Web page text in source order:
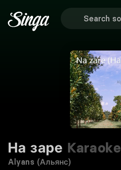
На заре Karaoke
Alyans (Альянс)